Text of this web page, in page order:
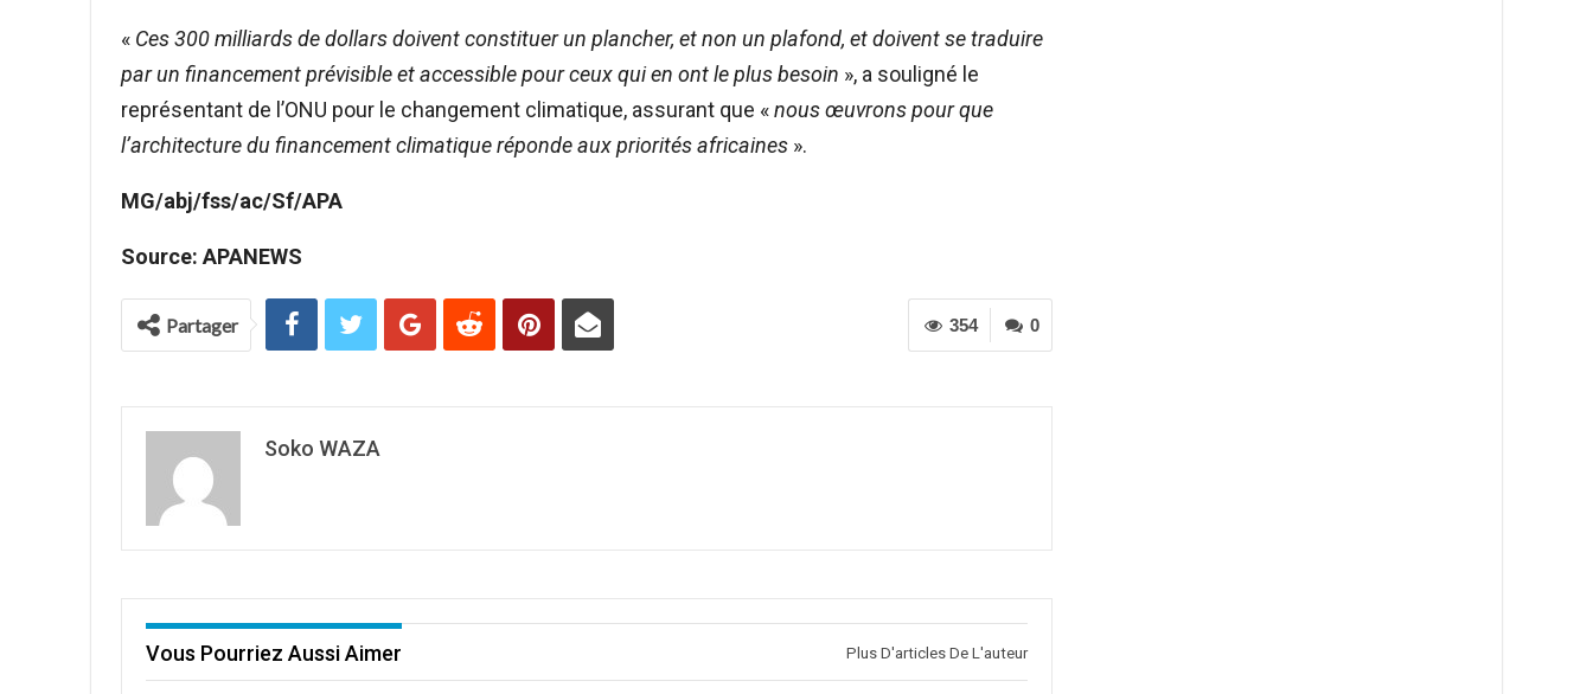
« Ces 300 milliards de dollars doivent constituer un plancher, et non un plafond, et doivent se traduire
par un financement prévisible et accessible pour ceux qui en ont le plus besoin », a souligné le
représentant de l’ONU pour le changement climatique, assurant que «nous œuvrons pour que
l’architecture du financement climatique réponde aux priorités africaines ».
MG/abj/fss/ac/Sf/APA
Source: APANEWS
0
354
Partager
Soko WAZA
Vous Pourriez Aussi Aimer Plus D'articles De L'auteur